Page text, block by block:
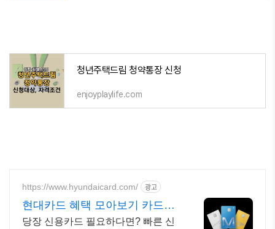
청년주택드림 청약통장 신청
enjoyplaylife.com
https://www.hyundaicard.com/ 광고
현대카드 혜택 모아보기 카드별
혜택 비교
당장 신용카드 필요하다면? 빠른 신